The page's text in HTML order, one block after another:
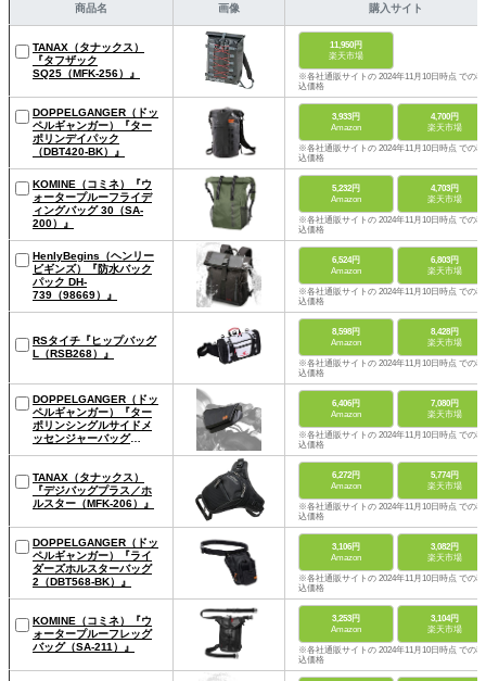
商品名 画像 購入サイト
TANAX（タナックス）
『タフザック
SQ25（MFK-256）』
11,950円
楽天市場
※各社通販サイトの 2024年11月10日時点 での税
込価格
DOPPELGANGER（ドッ
ペルギャンガー）『ター
ポリンデイパック
（DBT420-BK）』
3,933円
Amazon
4,700円
楽天市場
※各社通販サイトの 2024年11月10日時点 での税
込価格
KOMINE（コミネ）『ウ
ォータープルーフライデ
ィングバッグ 30（SA-
200）』
5,232円
Amazon
4,703円
楽天市場
※各社通販サイトの 2024年11月10日時点 での税
込価格
HenlyBegins（ヘンリー
ビギンズ）『防水バック
パック DH-
739（98669）』
6,524円
Amazon
6,803円
楽天市場
※各社通販サイトの 2024年11月10日時点 での税
込価格
RSタイチ『ヒップバッグ
L（RSB268）』
8,598円
Amazon
8,428円
楽天市場
※各社通販サイトの 2024年11月10日時点 での税
込価格
DOPPELGANGER（ドッ
ペルギャンガー）『ター
ポリンシングルサイドメ
ッセンジャーバッグ
6,406円
Amazon
7,080円
楽天市場
※各社通販サイトの 2024年11月10日時点 での税
込価格
TANAX（タナックス）
『デジバッグプラス／ホ
ルスター（MFK-206）』
6,272円
Amazon
5,774円
楽天市場
※各社通販サイトの 2024年11月10日時点 での税
込価格
DOPPELGANGER（ドッ
ペルギャンガー）『ライ
ダーズホルスターバッグ
2（DBT568-BK）』
3,106円
Amazon
3,082円
楽天市場
※各社通販サイトの 2024年11月10日時点 での税
込価格
KOMINE（コミネ）『ウ
ォータープルーフレッグ
バッグ（SA-211）』
3,253円
Amazon
3,104円
楽天市場
※各社通販サイトの 2024年11月10日時点 での税
込価格